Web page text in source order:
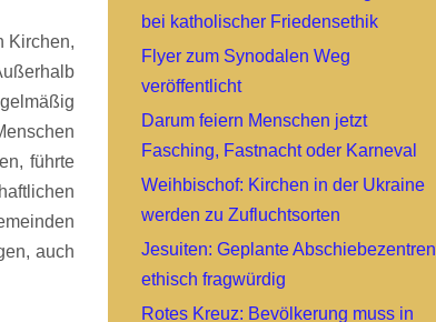
Kirchen,
führte
auch
bei katholischer Friedensethik
Flyer zum Synodalen Weg
veröffentlicht
Darum feiern Menschen jetzt
Fasching, Fastnacht oder Karneval
Weihbischof: Kirchen in der Ukraine
werden zu Zufluchtsorten
Jesuiten: Geplante Abschiebezentren
ethisch fragwürdig
Rotes Kreuz: Bevölkerung muss in